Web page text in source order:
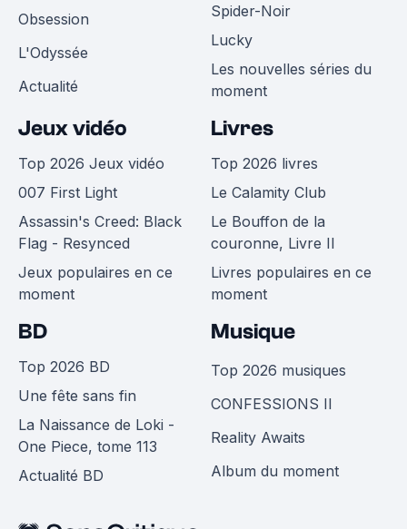
Obsession
L'Odyssée
Actualité
Spider-Noir
Lucky
Les nouvelles séries du
moment
Jeux vidéo
Top 2026 Jeux vidéo
007 First Light
Assassin's Creed: Black
Flag - Resynced
Jeux populaires en ce
moment
Livres
Top 2026 livres
Le Calamity Club
Le Bouffon de la
couronne, Livre II
Livres populaires en ce
moment
BD
Top 2026 BD
Une fête sans fin
La Naissance de Loki -
One Piece, tome 113
Actualité BD
Musique
Top 2026 musiques
CONFESSIONS II
Reality Awaits
Album du moment